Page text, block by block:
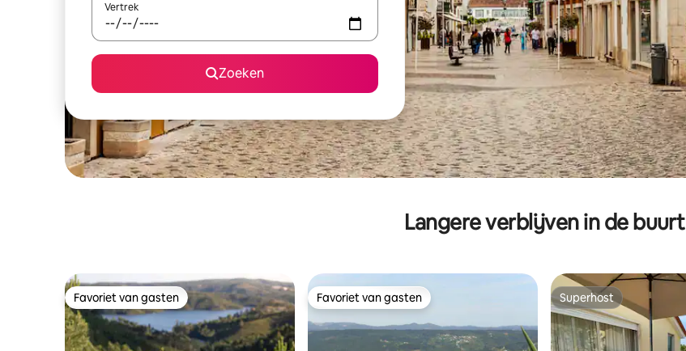
Vertrek
Zoeken
Langere verblijven in de buurt
Favoriet van gasten
Favoriet van gasten Favoriet van gasten
Favoriet van gasten Superhost
Superhost